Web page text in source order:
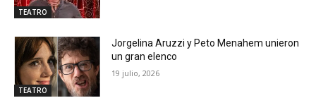
TEATRO
TEATRO
Jorgelina Aruzzi y Peto Menahem unieron
un gran elenco
19 julio, 2026